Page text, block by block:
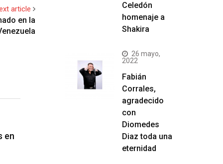
article
en la
en
Celedón
homenaje a
Shakira
26 mayo,
2022
Fabián
Corrales,
agradecido
con
Diomedes
Diaz toda una
eternidad